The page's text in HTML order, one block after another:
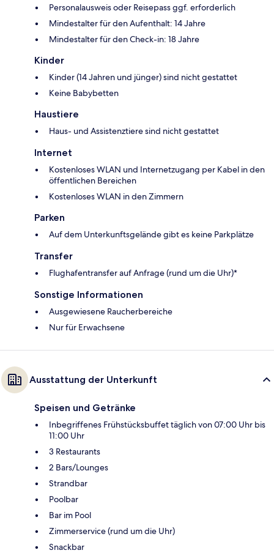
Personalausweis oder Reisepass ggf. erforderlich
Mindestalter für den Aufenthalt: 14 Jahre
Mindestalter für den Check-in: 18 Jahre
Kinder
Kinder (14 Jahren und jünger) sind nicht gestattet
Keine Babybetten
Haustiere
Haus- und Assistenztiere sind nicht gestattet
Internet
Kostenloses WLAN und Internetzugang per Kabel in den
öffentlichen Bereichen
Kostenloses WLAN in den Zimmern
Parken
Auf dem Unterkunftsgelände gibt es keine Parkplätze
Transfer
Flughafentransfer auf Anfrage (rund um die Uhr)*
Sonstige Informationen
Ausgewiesene Raucherbereiche
Nur für Erwachsene
Ausstattung der Unterkunft
Speisen und Getränke
Inbegriffenes Frühstücksbuffet täglich von 07:00 Uhr bis
11:00 Uhr
3 Restaurants
2 Bars/Lounges
Strandbar
Poolbar
Bar im Pool
Zimmerservice (rund um die Uhr)
Snackbar